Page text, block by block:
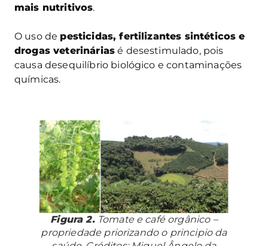
mais nutritivos.
O uso de pesticidas, fertilizantes sintéticos e
drogas veterinárias é desestimulado, pois
causa desequilíbrio biológico e contaminações
químicas.
Figura 2.Tomate e café orgânico –
propriedade priorizando o principio da